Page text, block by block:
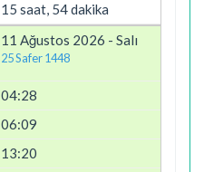
15 saat, 54 dakika
11 Ağustos 2026 - Salı
25 Safer 1448
04:28
06:09
13:20